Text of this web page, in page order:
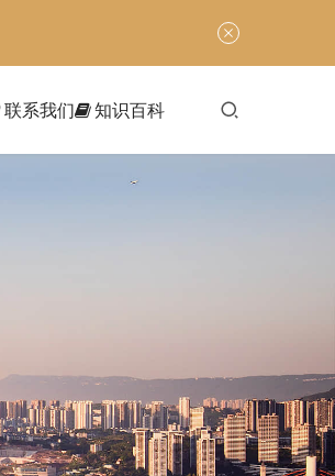
联系我们 知识百科